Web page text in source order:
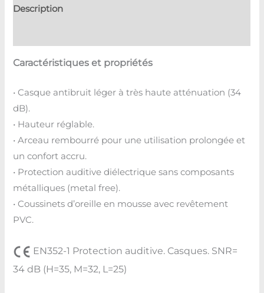
Description
Caractéristiques et propriétés
• Casque antibruit léger à très haute atténuation (34
dB).
• Hauteur réglable.
• Arceau rembourré pour une utilisation prolongée et
un confort accru.
• Protection auditive diélectrique sans composants
métalliques (metal free).
• Coussinets d’oreille en mousse avec revêtement
PVC.
EN352-1 Protection auditive. Casques. SNR=
34 dB (H=35, M=32, L=25)